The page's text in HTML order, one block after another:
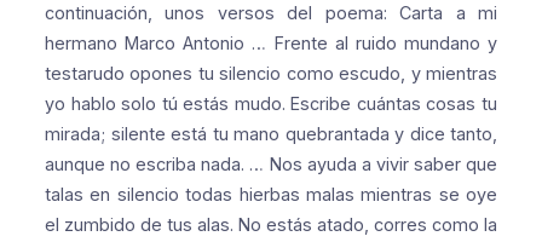
continuación, unos versos del poema:
Carta a mi
hermano Marco Antonio … Frente al ruido mundano y
testarudo opones tu silencio como escudo, y mientras
yo hablo solo tú estás mudo. Escribe cuántas cosas tu
mirada; silente está tu mano quebrantada y dice tanto,
aunque no escriba nada. … Nos ayuda a vivir saber que
talas en silencio todas hierbas malas mientras se oye
el zumbido de tus alas. No estás atado, corres como la